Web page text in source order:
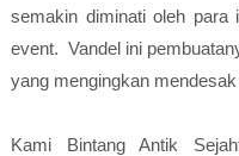
semakin diminati oleh para
event. Vandel ini
yang mengingkan
Kami Bintang Antik